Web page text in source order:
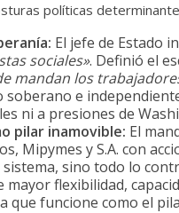
políticas
El jefe de Estado
sociales». Definió el
mandan los
e
ni a presiones de
pilar inamovible: El
Mipymes y S.A. con
sino todo lo
flexibilidad,
que funcione como el